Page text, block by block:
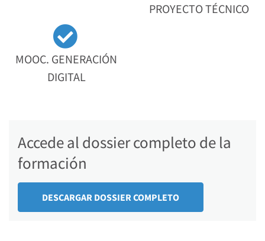
PROYECTO TÉCNICO
MOOC. GENERACIÓN
DIGITAL
Accede al dossier completo de la
formación
DESCARGAR DOSSIER COMPLETO